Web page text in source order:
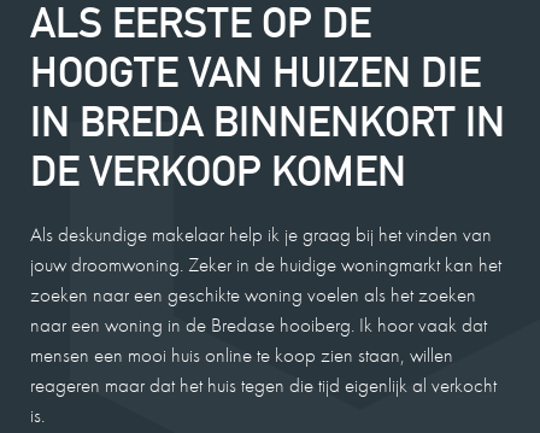
ALS EERSTE OP DE
HOOGTE VAN HUIZEN DIE
IN BREDA BINNENKORT IN
DE VERKOOP KOMEN
Als deskundige makelaar help ik je graag bij het vinden van
jouw droomwoning. Zeker in de huidige woningmarkt kan het
zoeken naar een geschikte woning voelen als het zoeken
naar een woning in de Bredase hooiberg. Ik hoor vaak dat
mensen een mooi huis online te koop zien staan, willen
reageren maar dat het huis tegen die tijd eigenlijk al verkocht
is.